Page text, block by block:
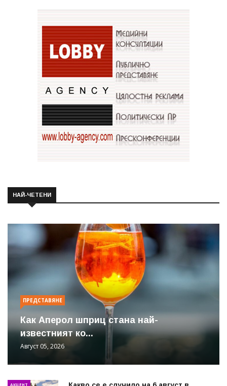
НАЙ-ЧЕТЕНИ
ПРЕДСТАВЯНЕ
Как Аперол шприц стана най-
известният ко...
Август 05, 2026
АКЦЕНТ